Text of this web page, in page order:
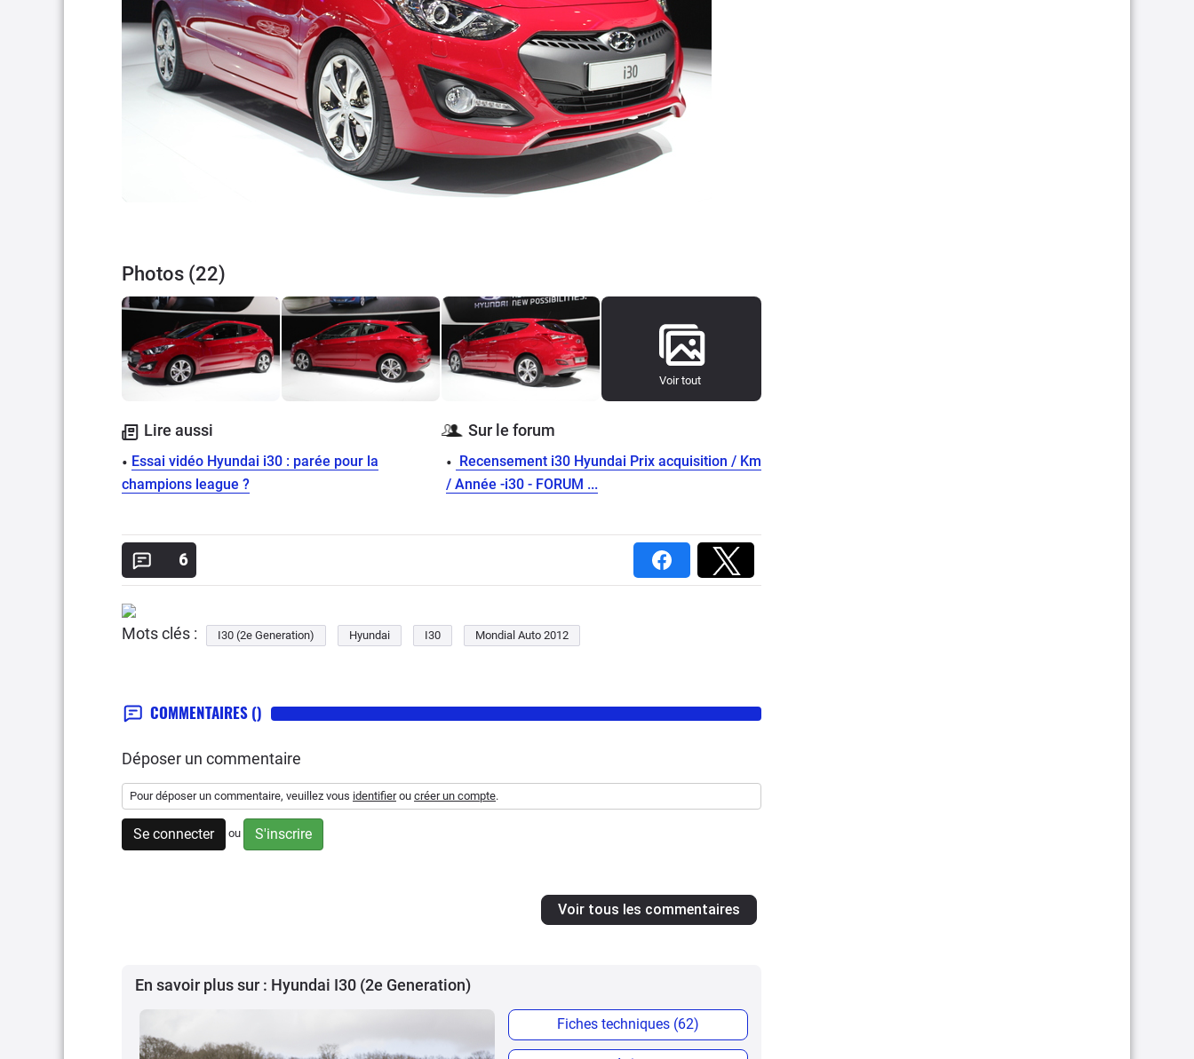
Photos (22)
Voir tout
Lire aussi
Essai vidéo Hyundai i30 : parée pour la
champions league ?
Sur le forum
Recensement i30 Hyundai Prix acquisition / Km
/ Année -i30 - FORUM ...
6
Mots clés : I30 (2e Generation) Hyundai I30 Mondial Auto 2012
COMMENTAIRES ()
Déposer un commentaire
Pour déposer un commentaire, veuillez vous identifierou créer un compte.
Se connecter ou S'inscrire
Voir tous les commentaires
En savoir plus sur : Hyundai I30 (2e Generation)
Fiches techniques (62)